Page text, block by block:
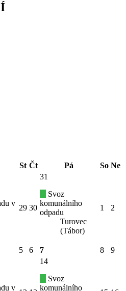
St Čt Pá So Ne
v
29 30
31
Svoz
komunálního
odpadu
Turovec
(Tábor)
1 2
5 6 7 8 9
v
14
Svoz
komunálního